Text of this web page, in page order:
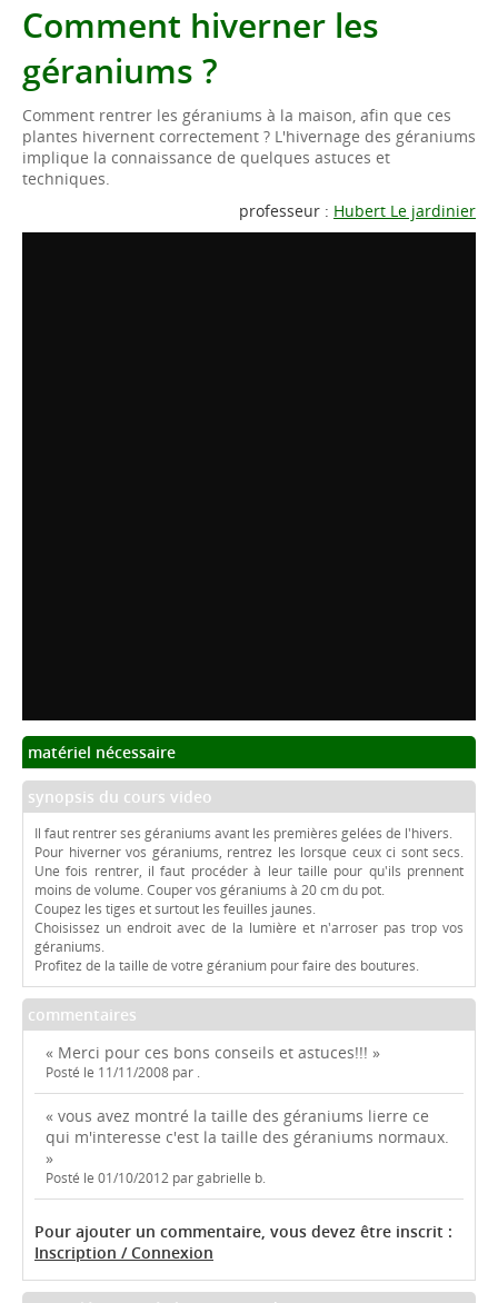
Comment hiverner les
géraniums ?
Comment rentrer les géraniums à la maison, afin que ces
plantes hivernent correctement ? L'hivernage des géraniums
implique la connaissance de quelques astuces et
techniques.
professeur : Hubert Le jardinier
matériel nécessaire
synopsis du cours video
Il faut rentrer ses géraniums avant les premières gelées de l'hivers.
Pour hiverner vos géraniums, rentrez les lorsque ceux ci sont secs.
Une fois rentrer, il faut procéder à leur taille pour qu'ils prennent
moins de volume. Couper vos géraniums à 20 cm du pot.
Coupez les tiges et surtout les feuilles jaunes.
Choisissez un endroit avec de la lumière et n'arroser pas trop vos
géraniums.
Profitez de la taille de votre géranium pour faire des boutures.
commentaires
« Merci pour ces bons conseils et astuces!!! »
Posté le 11/11/2008 par .
« vous avez montré la taille des géraniums lierre ce
qui m'interesse c'est la taille des géraniums normaux.
»
Posté le 01/10/2012 par gabrielle b.
Pour ajouter un commentaire, vous devez être inscrit :
Inscription / Connexion